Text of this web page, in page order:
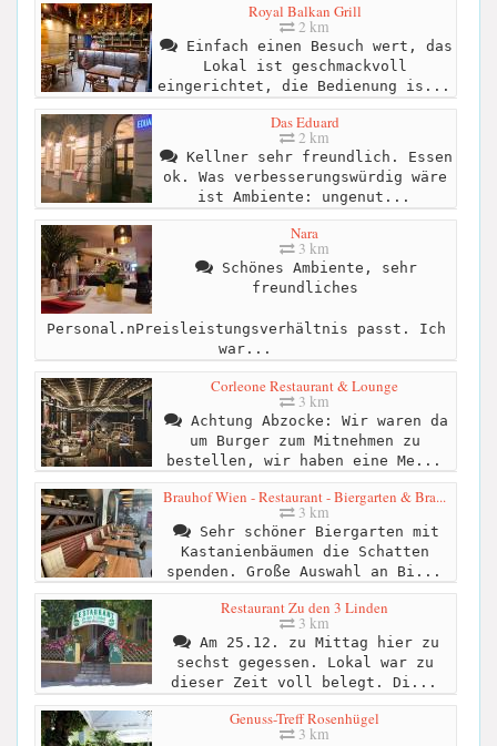
Royal Balkan Grill
2 km
Einfach einen Besuch wert, das
Lokal ist geschmackvoll
eingerichtet, die Bedienung is...
Das Eduard
2 km
Kellner sehr freundlich. Essen
ok. Was verbesserungswürdig wäre
ist Ambiente: ungenut...
Nara
3 km
Schönes Ambiente, sehr
freundliches
Personal.nPreisleistungsverhältnis passt. Ich
war...
Corleone Restaurant & Lounge
3 km
Achtung Abzocke: Wir waren da
um Burger zum Mitnehmen zu
bestellen, wir haben eine Me...
Brauhof Wien - Restaurant - Biergarten & Bra...
3 km
Sehr schöner Biergarten mit
Kastanienbäumen die Schatten
spenden. Große Auswahl an Bi...
Restaurant Zu den 3 Linden
3 km
Am 25.12. zu Mittag hier zu
sechst gegessen. Lokal war zu
dieser Zeit voll belegt. Di...
Genuss-Treff Rosenhügel
3 km